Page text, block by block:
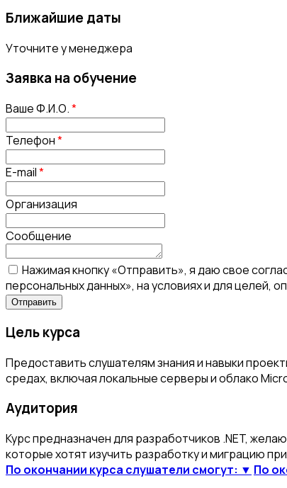
Ближайшие даты
Уточните у менеджера
Заявка на обучение
Ваше Ф.И.О.*
Телефон*
E-mail*
Организация
Сообщение
Нажимая кнопку «Отправить», я даю свое
персональных данных», на условиях и для целей,
Цель курса
Предоставить слушателям знания и навыки
средах, включая локальные серверы и облако
Аудитория
Курс предназначен для разработчиков .NET,
которые хотят изучить разработку и миграцию
По окончании курса слушатели смогут: ▼ По